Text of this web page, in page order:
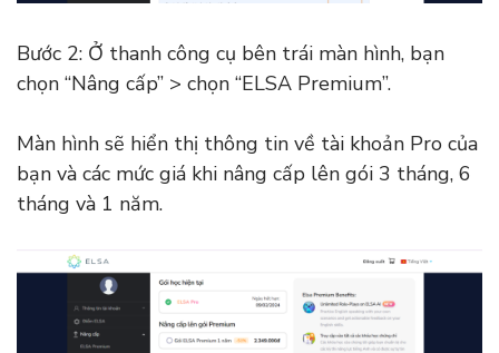
Bước 2: Ở thanh công cụ bên trái màn hình, bạn
chọn “Nâng cấp” > chọn “ELSA Premium”.
Màn hình sẽ hiển thị thông tin về tài khoản Pro của
bạn và các mức giá khi nâng cấp lên gói 3 tháng, 6
tháng và 1 năm.